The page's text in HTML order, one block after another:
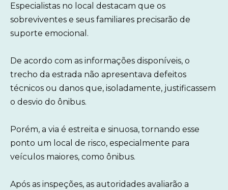
Especialistas no local destacam que os
sobreviventes e seus familiares precisarão de
suporte emocional.
De acordo com as informações disponíveis, o
trecho da estrada não apresentava defeitos
técnicos ou danos que, isoladamente, justificassem
o desvio do ônibus.
Porém, a via é estreita e sinuosa, tornando esse
ponto um local de risco, especialmente para
veículos maiores, como ônibus.
Após as inspeções, as autoridades avaliarão a